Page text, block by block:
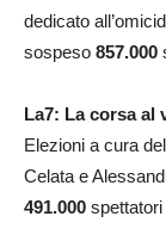
dedicato
sospeso 857.000
La7: La corsa al
Elezioni a cura
Celata e
491.000